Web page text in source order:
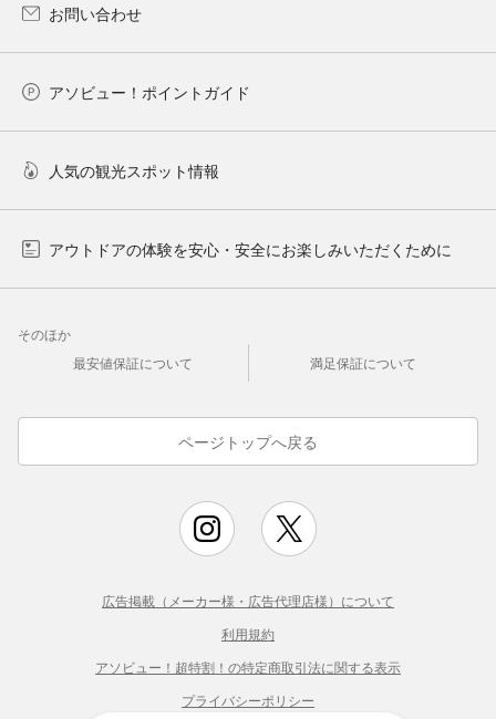
お問い合わせ
アソビュー！ポイントガイド
人気の観光スポット情報
アウトドアの体験を安心・安全にお楽しみいただくために
そのほか
最安値保証について
満足保証について
ページトップへ戻る
広告掲載（メーカー様・広告代理店様）について
利用規約
アソビュー！超特割！の特定商取引法に関する表示
プライバシーポリシー